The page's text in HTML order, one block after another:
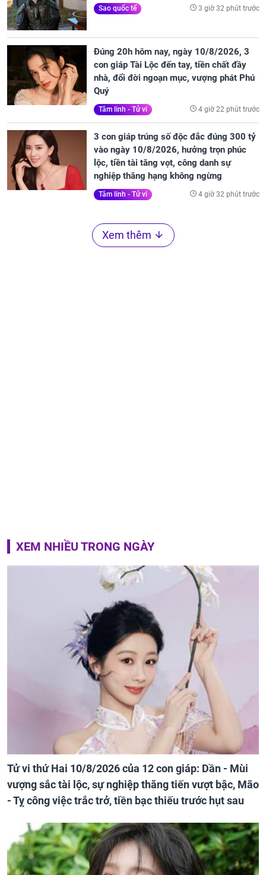
Sao quốc tế 3 giờ 32 phút trước
Đúng 20h hôm nay, ngày 10/8/2026, 3
con giáp Tài Lộc đến tay, tiền chất đầy
nhà, đổi đời ngoạn mục, vượng phát Phú
Quý
Tâm linh - Tử vi 4 giờ 22 phút trước
3 con giáp trúng số độc đắc đúng 300 tỷ
vào ngày 10/8/2026, hưởng trọn phúc
lộc, tiền tài tăng vọt, công danh sự
nghiệp thăng hạng không ngừng
Tâm linh - Tử vi 4 giờ 32 phút trước
Xem thêm
XEM NHIỀU TRONG NGÀY
Tử vi thứ Hai 10/8/2026 của 12 con giáp: Dần - Mùi
vượng sắc tài lộc, sự nghiệp thăng tiến vượt bậc, Mão
- Tỵ công việc trắc trở, tiền bạc thiếu trước hụt sau